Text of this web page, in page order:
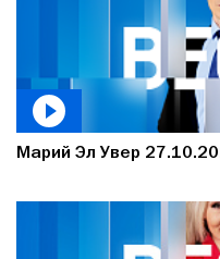
Марий Эл Увер